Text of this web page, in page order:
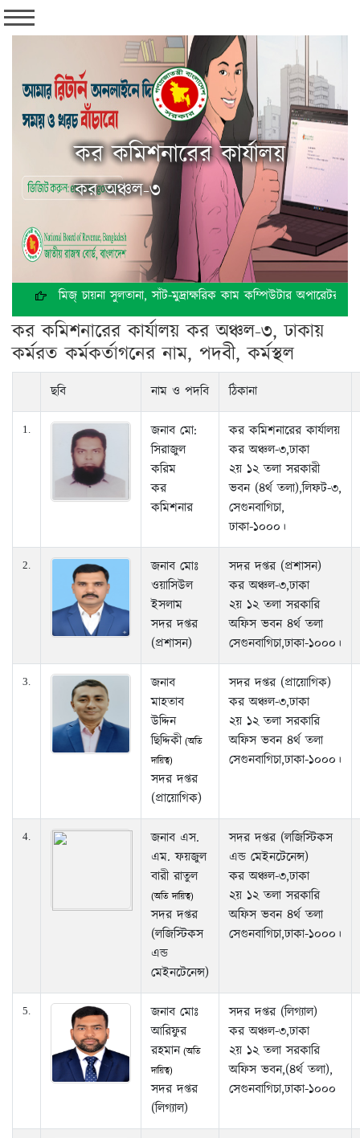
কর কমিশনারের কার্যালয়
কর অঞ্চল-৩
মিজ্ চায়না সুলতানা, সাঁট-মুদ্রাক্ষরিক কাম কম্পিউটার অপারেটর, কর অঞ্চল-
কর কমিশনারের কার্যালয় কর অঞ্চল-৩, ঢাকায়
কর্মরত কর্মকর্তাগনের নাম, পদবী, কর্মস্থল
ছবি নাম ও পদবি ঠিকানা
1.
জনাব মো:
সিরাজুল
করিম
কর
কমিশনার
কর কমিশনারের কার্যালয়
কর অঞ্চল-৩,ঢাকা
২য় ১২ তলা সরকারী
ভবন (৪র্থ তলা),লিফট-৩,
সেগুনবাগিচা,
ঢাকা-১০০০।
2.
জনাব মোঃ
ওয়াসিউল
ইসলাম
সদর দপ্তর
(প্রশাসন)
সদর দপ্তর (প্রশাসন)
কর অঞ্চল-৩,ঢাকা
২য় ১২ তলা সরকারি
অফিস ভবন ৪র্থ তলা
সেগুনবাগিচা,ঢাকা-১০০০।
3.
জনাব
মাহতাব
উদ্দিন
ছিদ্দিকী(অতি
দায়িত্ব)
সদর দপ্তর
(প্রায়োগিক)
সদর দপ্তর (প্রায়োগিক)
কর অঞ্চল-৩,ঢাকা
২য় ১২ তলা সরকারি
অফিস ভবন ৪র্থ তলা
সেগুনবাগিচা,ঢাকা-১০০০।
4.
জনাব এস.
এম. ফয়জুল
বারী রাতুল
(অতি দায়িত্ব)
সদর দপ্তর
(লজিস্টিকস
এন্ড
মেইনটেনেন্স)
সদর দপ্তর (লজিস্টিকস
এন্ড মেইনটেনেন্স)
কর অঞ্চল-৩,ঢাকা
২য় ১২ তলা সরকারি
অফিস ভবন ৪র্থ তলা
সেগুনবাগিচা,ঢাকা-১০০০।
5.
জনাব মোঃ
আরিফুর
রহমান(অতি
দায়িত্ব)
সদর দপ্তর
(লিগ্যাল)
সদর দপ্তর (লিগ্যাল)
কর অঞ্চল-৩,ঢাকা
২য় ১২ তলা সরকারি
অফিস ভবন,(৪র্থ তলা),
সেগুনবাগিচা,ঢাকা-১০০০